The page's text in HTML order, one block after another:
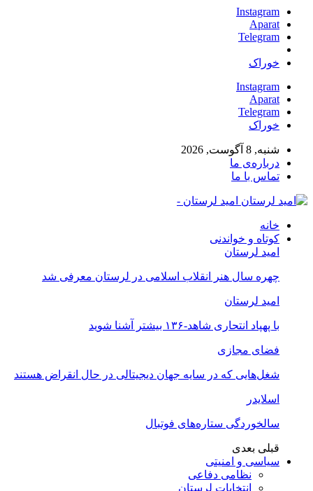
Instagram
Aparat
Telegram
خوراک
Instagram
Aparat
Telegram
خوراک
شنبه, 8 آگوست, 2026
درباره‌ی ما
تماس با ما
امید لرستان -
خانه
کوتاه و خواندنی
امید لرستان
چهره سال هنر انقلاب اسلامی در لرستان معرفی شد
امید لرستان
با پهپاد انتحاری شاهد-۱۳۶ بیشتر آشنا شوید
فضای مجازی
شغل‌‌هایی که در سایه جهان دیجیتالی در حال انقراض هستند
اسلایدر
سالخوردگی ستاره‌های فوتبال
قبلی بعدی
سیاسی و امنیتی
نظامی دفاعی
انتخابات لرستان